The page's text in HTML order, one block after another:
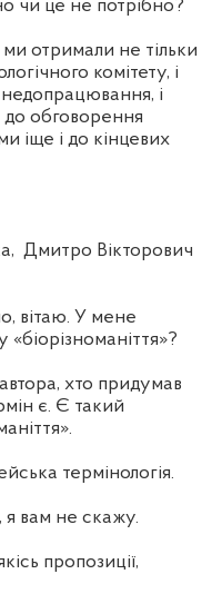
чи це не потрібно?
отримали не тільки
комітету, і
і
обговорення
іще і до кінцевих
Дмитро Вікторович
вітаю. У мене
хто придумав
є. Є такий
термінологія.
вам не скажу.
пропозиції,